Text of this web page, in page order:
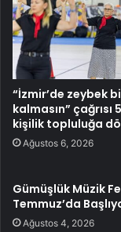
“İzmir’de zeybek
kalmasın” çağrısı
kişilik topluluğa
Ağustos 6, 2026
Gümüşlük Müzik
Temmuz’da
Ağustos 4, 2026